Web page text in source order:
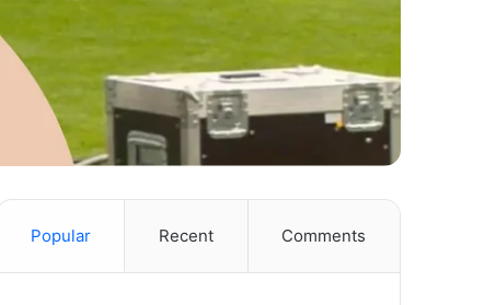
Popular Recent Comments